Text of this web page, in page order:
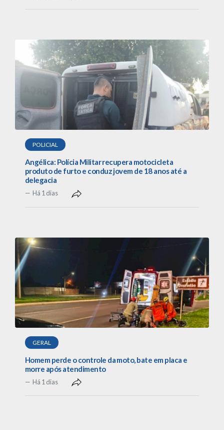
POLICIAL
Angélica: Polícia Militar recupera motocicleta
produto de furto e conduz jovem de 18 anos até a
delegacia
Há 1 dias
GERAL
Homem perde o controle da moto, bate em placa e
morre após atendimento
Há 1 dias